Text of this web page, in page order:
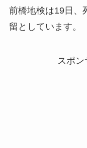
前橋地検は19日、
留としています。
スポ